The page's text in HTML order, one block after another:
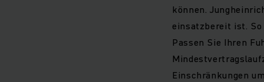
können.
einsatzbereit ist. So
Passen Sie Ihren
Einschränkungen